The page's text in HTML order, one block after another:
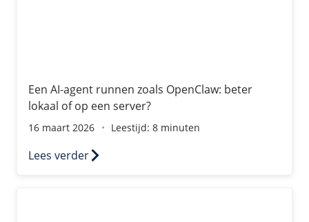
Een AI-agent runnen zoals OpenClaw: beter
lokaal of op een server?
16 maart 2026 Leestijd: 8 minuten
Lees verder